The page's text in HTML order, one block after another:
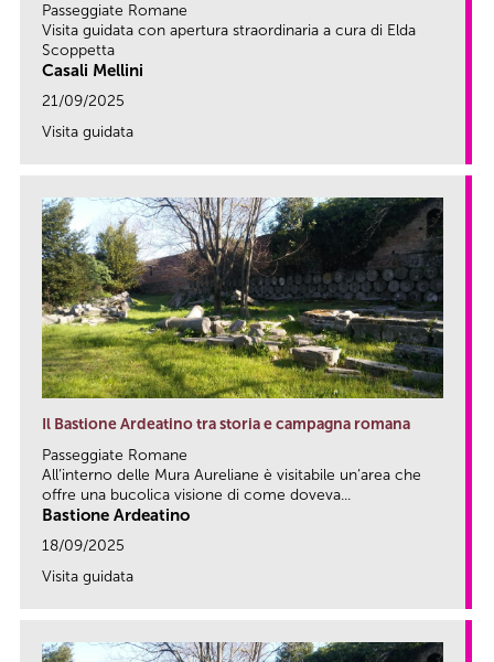
Passeggiate Romane
Visita guidata con apertura straordinaria a cura di Elda
Scoppetta
Casali Mellini
21/09/2025
Visita guidata
Il Bastione Ardeatino tra storia e campagna romana
Passeggiate Romane
All’interno delle Mura Aureliane è visitabile un’area che
offre una bucolica visione di come doveva...
Bastione Ardeatino
18/09/2025
Visita guidata